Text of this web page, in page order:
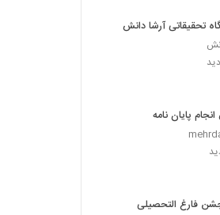
تحقیقاتی آرشا دانش
پایان نامه
فارغ التحصیلی